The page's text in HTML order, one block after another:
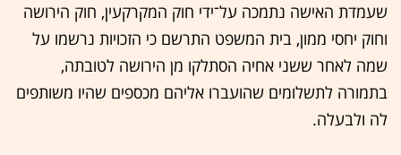
שעמדת האישה נתמכה על־ידי חוק המקרקעין, חוק הירושה
וחוק יחסי ממון, בית המשפט התרשם כי הזכויות נרשמו על
שמה לאחר ששני אחיה הסתלקו מן הירושה לטובתה,
בתמורה לתשלומים שהועברו אליהם מכספים שהיו משותפים
לה ולבעלה.